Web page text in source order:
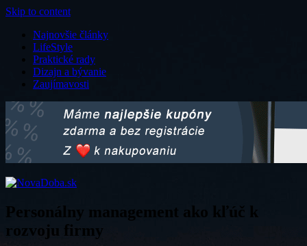
Skip to content
Najnovšie články
LifeStyle
Praktické rady
Dizajn a bývanie
Zaujímavosti
NováDoba.sk
Lifestyle, bývanie a praktické rady od roku 2018
Personálny management ako kľúč k
rozvoju firmy